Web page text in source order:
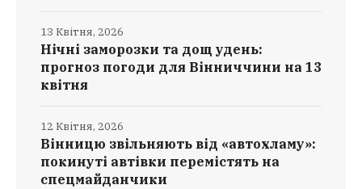
Нічні заморозки та дощ удень:
прогноз погоди для Вінниччини на 13
квітня
13 Квітня, 2026
Вінницю звільняють від «автохламу»:
покинуті автівки перемістять на
спецмайданчики
12 Квітня, 2026